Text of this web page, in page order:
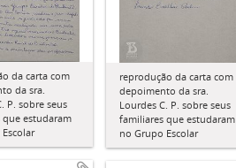
da carta com
da sra.
P. sobre seus
estudaram
reprodução da carta com
depoimento da sra.
Lourdes C. P. sobre seus
familiares que estudaram
no Grupo Escolar